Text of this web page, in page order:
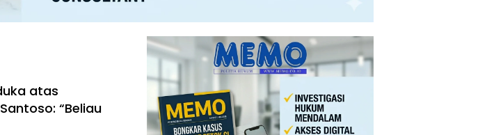
atas
“Beliau